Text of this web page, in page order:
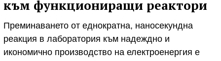
към функциониращи реактори
Преминаването от еднократна, наносекундна
реакция в лаборатория към надеждно и
икономично производство на електроенергия е